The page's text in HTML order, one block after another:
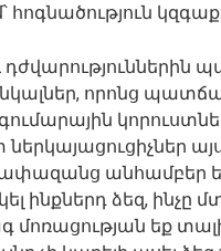
կզգաք:
որոնց
անհամբեր
ինքներդ ձեզ, ինչը
մոռացության եք